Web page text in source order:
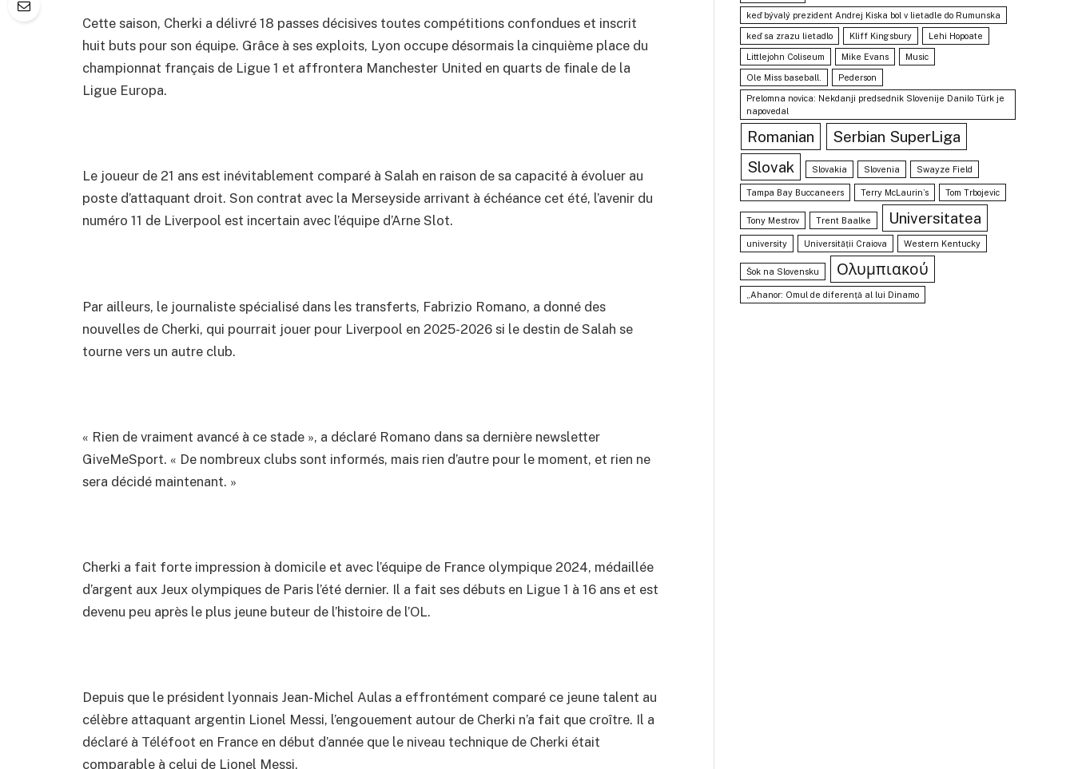
Cette saison, Cherki a délivré 18 passes décisives toutes compétitions confondues et inscrit
huit buts pour son équipe. Grâce à ses exploits, Lyon occupe désormais la cinquième place du
championnat français de Ligue 1 et affrontera Manchester United en quarts de finale de la
Ligue Europa.
Le joueur de 21 ans est inévitablement comparé à Salah en raison de sa capacité à évoluer au
poste d’attaquant droit. Son contrat avec la Merseyside arrivant à échéance cet été, l’avenir du
numéro 11 de Liverpool est incertain avec l’équipe d’Arne Slot.
Par ailleurs, le journaliste spécialisé dans les transferts, Fabrizio Romano, a donné des
nouvelles de Cherki, qui pourrait jouer pour Liverpool en 2025-2026 si le destin de Salah se
tourne vers un autre club.
« Rien de vraiment avancé à ce stade », a déclaré Romano dans sa dernière newsletter
GiveMeSport. « De nombreux clubs sont informés, mais rien d’autre pour le moment, et rien ne
sera décidé maintenant. »
Cherki a fait forte impression à domicile et avec l’équipe de France olympique 2024, médaillée
d’argent aux Jeux olympiques de Paris l’été dernier. Il a fait ses débuts en Ligue 1 à 16 ans et est
devenu peu après le plus jeune buteur de l’histoire de l’OL.
Depuis que le président lyonnais Jean-Michel Aulas a effrontément comparé ce jeune talent au
célèbre attaquant argentin Lionel Messi, l’engouement autour de Cherki n’a fait que croître. Il a
déclaré à Téléfoot en France en début d’année que le niveau technique de Cherki était
comparable à celui de Lionel Messi.
keď bývalý prezident Andrej Kiska bol v lietadle do Rumunska
keď sa zrazu lietadlo Kliff Kingsbury Lehi Hopoate
Littlejohn Coliseum Mike Evans Music
Ole Miss baseball. Pederson
Prelomna novica: Nekdanji predsednik Slovenije Danilo Türk je
napovedal
Romanian
Serbian SuperLiga
Slovak
Slovakia Slovenia Swayze Field
Tampa Bay Buccaneers Terry McLaurin’s Tom Trbojevic
Tony Mestrov Trent Baalke Universitatea
university Universității Craiova Western Kentucky
Šok na Slovensku Ολυμπιακού
„Ahanor: Omul de diferență al lui Dinamo